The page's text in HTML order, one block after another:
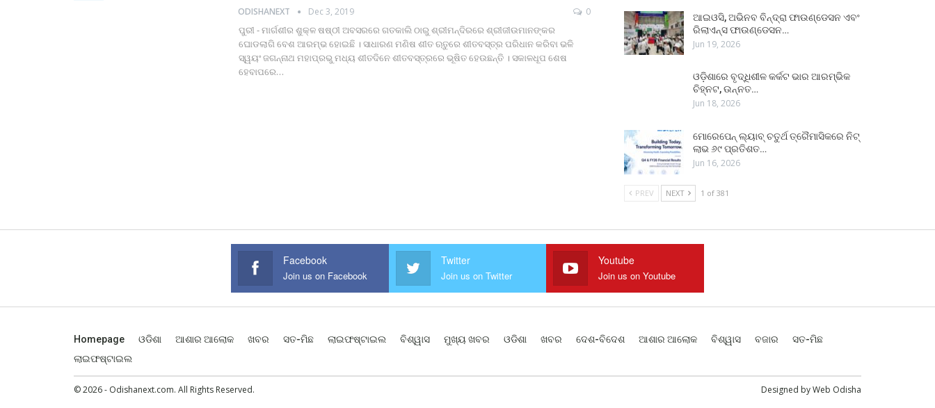
ODISHANEXT Dec 3, 2019 0
ପୁରୀ - ମାର୍ଗଶୀର ଶୁକ୍ଳ ଷଷ୍ଠୀ ଅବସରରେ ଗତକାଲି ଠାରୁ ଶ୍ରୀମନ୍ଦିରରେ ଶ୍ରୀଜୀଉମାନଙ୍କର
ଘୋଡଲାଗି ବେଶ ଆରମ୍ଭ ହୋଇଛି । ସାଧାରଣ ମଣିଷ ଶୀତ ଋତୁରେ ଶୀତବସ୍ତ୍ର ପରିଧାନ କରିବା ଭଳି
ସ୍ୱୟଂ ଜଗନ୍ନାଥ ମହାପ୍ରଭୁ ମଧ୍ୟ ଶୀତଦିନେ ଶୀତବସ୍ତ୍ରରେ ଭୂଷିତ ହେଉଛନ୍ତି । ସକାଳଧୂପ ଶେଷ
ହେବାପରେ…
ଆଇଓସି, ଅଭିନବ ବିନ୍ଦ୍ରା ଫାଉଣ୍ଡେସନ ଏବଂ
ରିଲାଏନ୍ସ ଫାଉଣ୍ଡେସନ…
Jun 19, 2026
ଓଡ଼ିଶାରେ ବୃଦ୍ଧିଶୀଳ କର୍କଟ ଭାର ଆରମ୍ଭିକ
ଚିହ୍ନଟ, ଉନ୍ନତ…
Jun 18, 2026
ମୋରେପେନ୍ ଲ୍ୟାବ୍ ଚତୁର୍ଥ ତ୍ରୈମାସିକରେ ନିଟ୍
ଲାଭ ୬୯ ପ୍ରତିଶତ…
Jun 16, 2026
PREV NEXT 1 of 381
Facebook
Join us on Facebook
Twitter
Join us on Twitter
Youtube
Join us on Youtube
Homepage ଓଡିଶା ଆଶାର ଆଲୋକ ଖବର ସତ-ମିଛ ଲାଇଫଷ୍ଟାଇଲ ବିଶ୍ୱାସ ମୁଖ୍ୟ ଖବର ଓଡିଶା ଖବର ଦେଶ-ବିଦେଶ ଆଶାର ଆଲୋକ ବିଶ୍ୱାସ ବଜାର
ସତ-ମିଛ
ଲାଇଫଷ୍ଟାଇଲ
© 2026 - Odishanext.com. All Rights Reserved. Designed byWeb Odisha